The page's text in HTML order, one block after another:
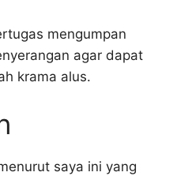
mengumpan
agar dapat
krama alus.
saya ini yang